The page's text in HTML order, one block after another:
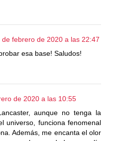
de febrero de 2020 a las 22:47
esa base! Saludos!
de 2020 a las 10:55
aunque no tenga la
universo, funciona fenomenal
Además, me encanta el olor